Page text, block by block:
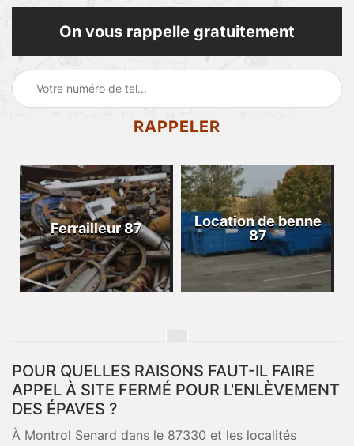
On vous rappelle gratuitement
Ferrailleur 87
Location de benne
87
POUR QUELLES RAISONS FAUT-IL FAIRE
APPEL À SITE FERMÉ POUR L'ENLÈVEMENT
DES ÉPAVES ?
À Montrol Senard dans le 87330 et les localités